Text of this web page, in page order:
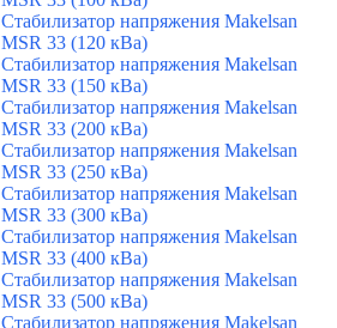
Стабилизатор напряжения Makelsan
MSR 33 (120 кВа)
Стабилизатор напряжения Makelsan
MSR 33 (150 кВа)
Стабилизатор напряжения Makelsan
MSR 33 (200 кВа)
Стабилизатор напряжения Makelsan
MSR 33 (250 кВа)
Стабилизатор напряжения Makelsan
MSR 33 (300 кВа)
Стабилизатор напряжения Makelsan
MSR 33 (400 кВа)
Стабилизатор напряжения Makelsan
MSR 33 (500 кВа)
Стабилизатор напряжения Makelsan